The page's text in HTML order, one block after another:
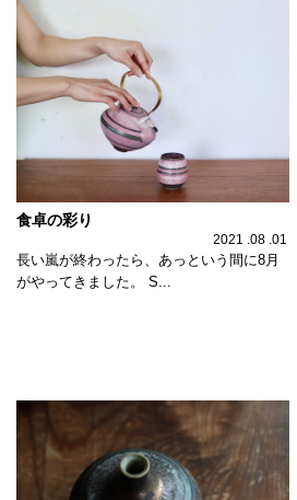
食卓の彩り
2021 .08 .01
長い嵐が終わったら、あっという間に8月
がやってきました。 S...